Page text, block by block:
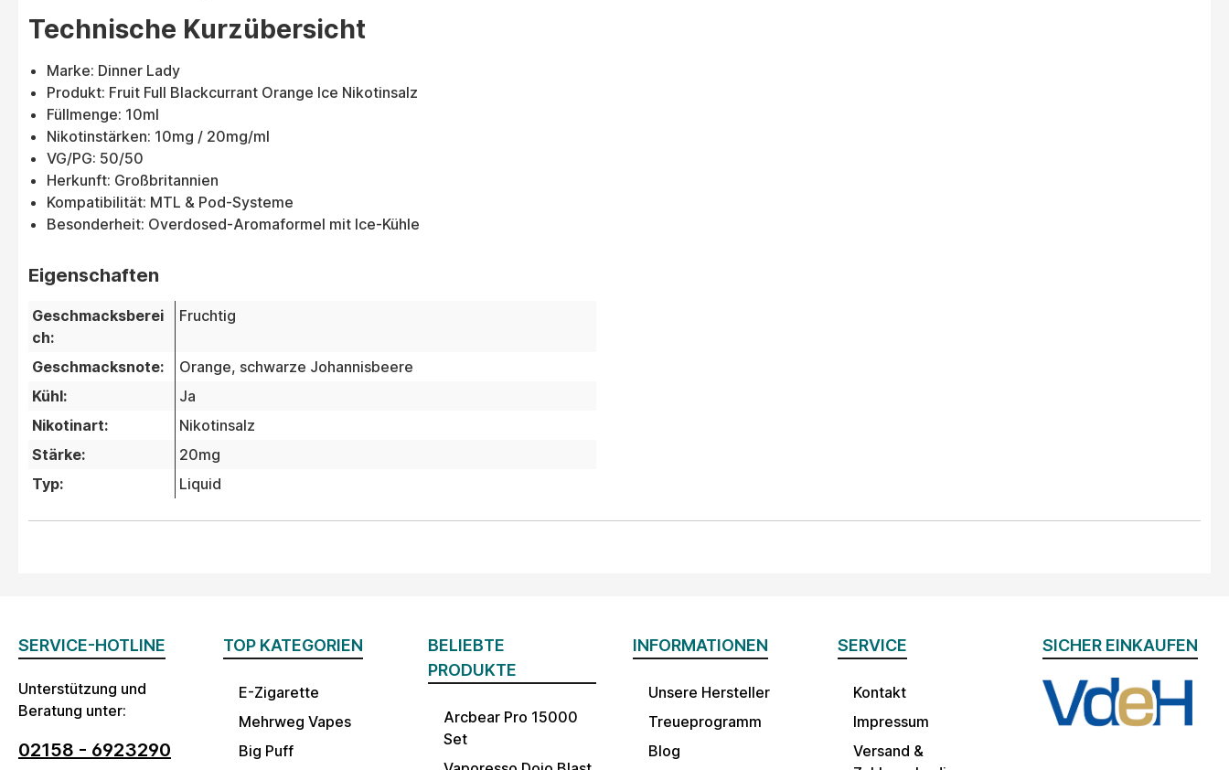
Technische Kurzübersicht
Marke: Dinner Lady
Produkt: Fruit Full Blackcurrant Orange Ice Nikotinsalz
Füllmenge: 10ml
Nikotinstärken: 10mg / 20mg/ml
VG/PG: 50/50
Herkunft: Großbritannien
Kompatibilität: MTL & Pod-Systeme
Besonderheit: Overdosed-Aromaformel mit Ice-Kühle
Eigenschaften
Geschmacksberei
ch:
Fruchtig
Geschmacksnote: Orange, schwarze Johannisbeere
Kühl:
Ja
Nikotinart:
Nikotinsalz
Stärke:
20mg
Typ:
Liquid
SERVICE-HOTLINE
Unterstützung und
Beratung unter:
02158 - 6923290
TOP KATEGORIEN
E-Zigarette
Mehrweg Vapes
Big Puff
BELIEBTE
PRODUKTE
Arcbear Pro 15000
Set
INFORMATIONEN
Unsere Hersteller
Treueprogramm
Blog
SERVICE
Kontakt
Impressum
Versand &
SICHER EINKAUFEN